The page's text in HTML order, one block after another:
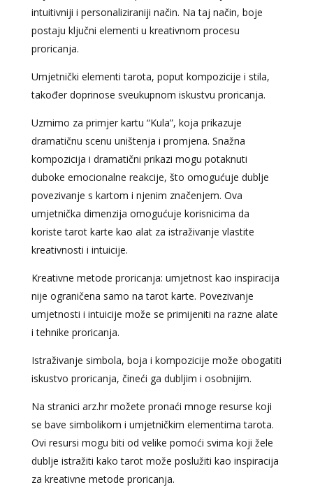
intuitivniji i personaliziraniji način. Na taj način, boje
postaju ključni elementi u kreativnom procesu
proricanja.
Umjetnički elementi tarota, poput kompozicije i stila,
također doprinose sveukupnom iskustvu proricanja.
Uzmimo za primjer kartu “Kula”, koja prikazuje
dramatičnu scenu uništenja i promjena. Snažna
kompozicija i dramatični prikazi mogu potaknuti
duboke emocionalne reakcije, što omogućuje dublje
povezivanje s kartom i njenim značenjem. Ova
umjetnička dimenzija omogućuje korisnicima da
koriste tarot karte kao alat za istraživanje vlastite
kreativnosti i intuicije.
Kreativne metode proricanja: umjetnost kao inspiracija
nije ograničena samo na tarot karte. Povezivanje
umjetnosti i intuicije može se primijeniti na razne alate
i tehnike proricanja.
Istraživanje simbola, boja i kompozicije može obogatiti
iskustvo proricanja, čineći ga dubljim i osobnijim.
Na stranici arz.hr možete pronaći mnoge resurse koji
se bave simbolikom i umjetničkim elementima tarota.
Ovi resursi mogu biti od velike pomoći svima koji žele
dublje istražiti kako tarot može poslužiti kao inspiracija
za kreativne metode proricanja.